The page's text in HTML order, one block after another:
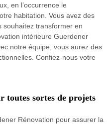
en l’occurrence le
habitation. Vous avez des
souhaitez transformer en
intérieure Guerdener
notre équipe, vous aurez des
Confiez-nous votre
toutes sortes de projets
Rénovation pour assurer la